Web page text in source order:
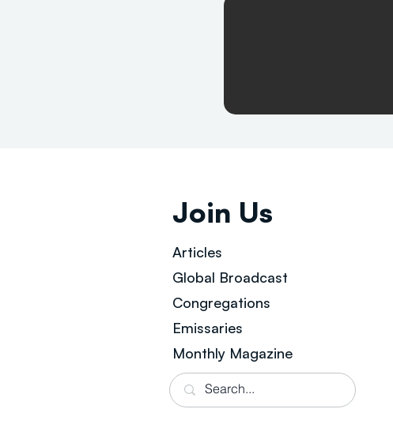
Join Us
Articles
Global Broadcast
Congregations
Emissaries
Monthly Magazine